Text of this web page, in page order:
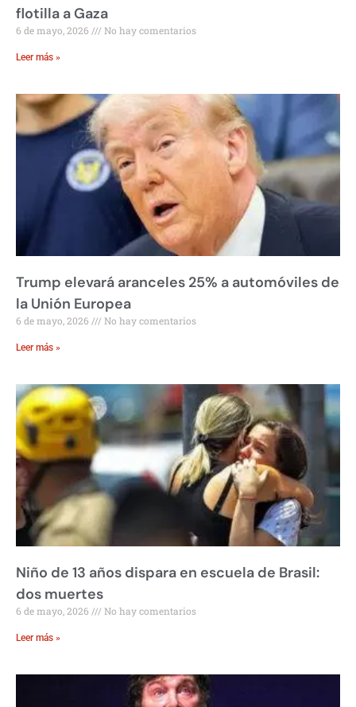
flotilla a Gaza
6 de mayo, 2026 No hay comentarios
Leer más »
Trump elevará aranceles 25% a automóviles de
la Unión Europea
6 de mayo, 2026 No hay comentarios
Leer más »
Niño de 13 años dispara en escuela de Brasil:
dos muertes
6 de mayo, 2026 No hay comentarios
Leer más »